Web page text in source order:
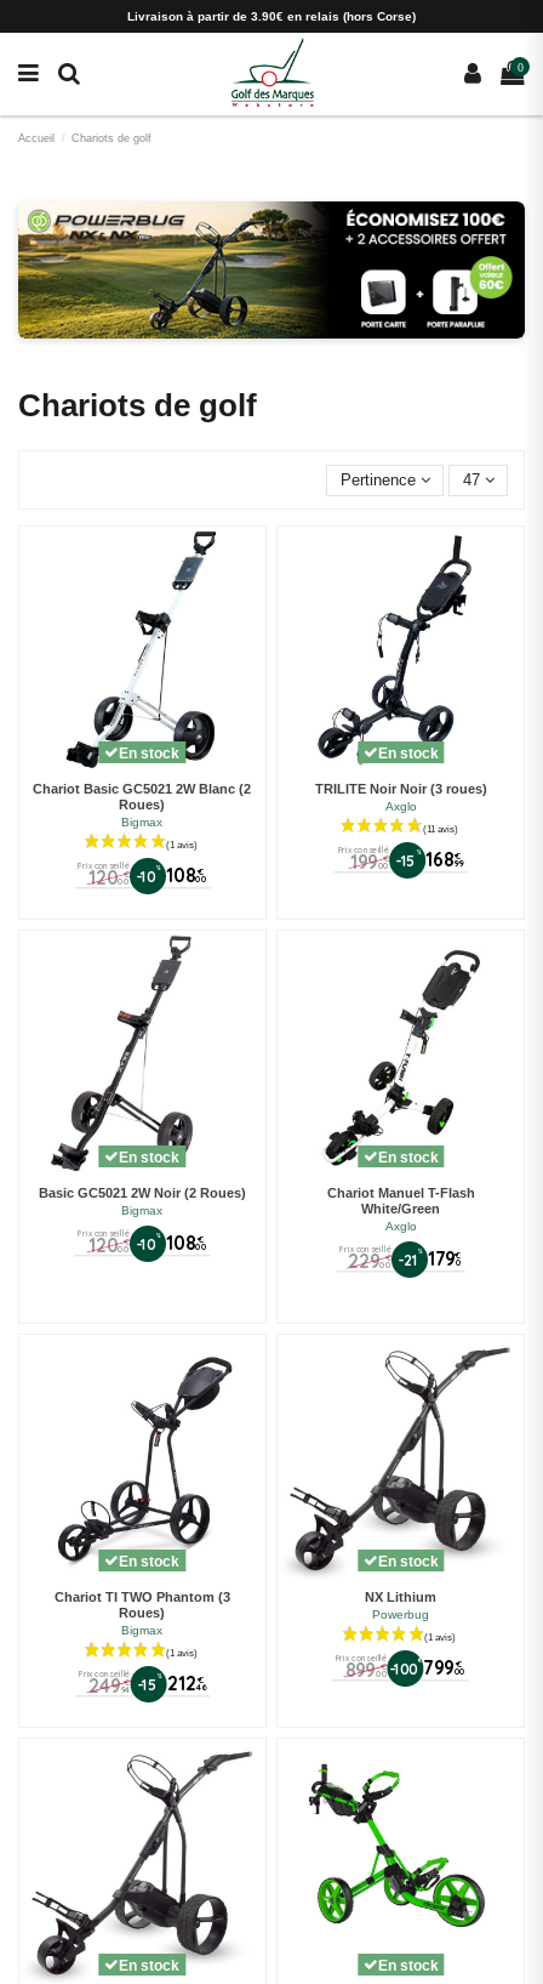
Livraison à partir de 3.90€ en relais (hors Corse)
0
Accueil Chariots de golf
Chariots de golf
Pertinence 47
En stock
Chariot Basic GC5021 2W Blanc (2
Roues)
Bigmax
Prix conseillé
120 €
00 -10% 108 €
00
En stock
TRILITE Noir Noir (3 roues)
Axglo
Prix conseillé
199 €
00 -15 % 168 €
99
En stock
Basic GC5021 2W Noir (2 Roues)
Bigmax
Prix conseillé
120 €
00 -10% 108 €
00
En stock
Chariot Manuel T-Flash
White/Green
Axglo
Prix conseillé
229 €
00 -21% 179€
0
En stock
Chariot TI TWO Phantom (3
Roues)
Bigmax
Prix conseillé
249 €
94 -15 % 212 €
46
En stock
NX Lithium
Powerbug
Prix conseillé
899 €
00 -100€ 799 €
00
En stock En stock
Paramètres des cookies